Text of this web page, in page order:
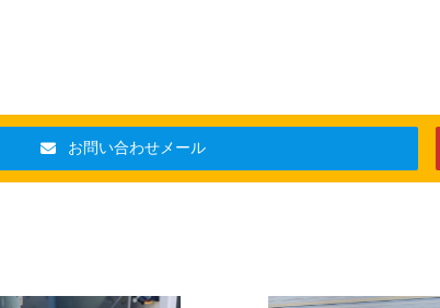
お問い合わせメール